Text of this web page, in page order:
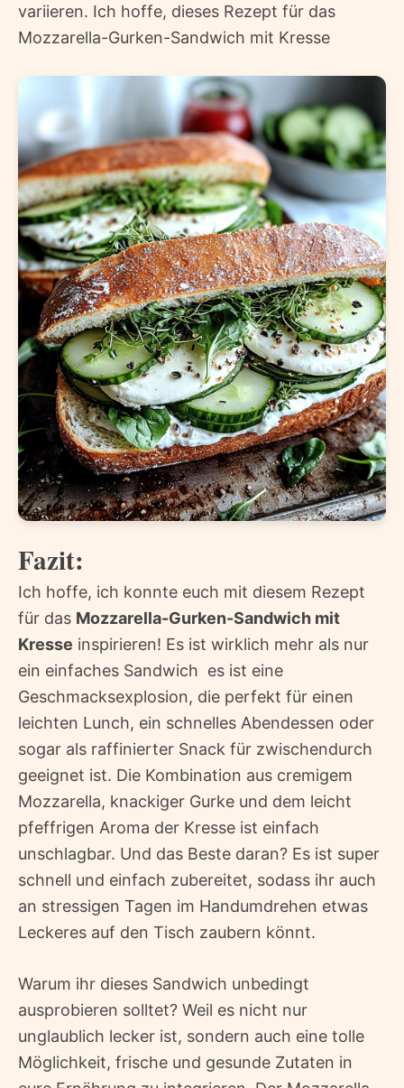
variieren. Ich hoffe, dieses Rezept für das
Mozzarella-Gurken-Sandwich mit Kresse
Fazit:
Ich hoffe, ich konnte euch mit diesem Rezept
für das Mozzarella-Gurken-Sandwich mit
Kresse inspirieren! Es ist wirklich mehr als nur
ein einfaches Sandwich  es ist eine
Geschmacksexplosion, die perfekt für einen
leichten Lunch, ein schnelles Abendessen oder
sogar als raffinierter Snack für zwischendurch
geeignet ist. Die Kombination aus cremigem
Mozzarella, knackiger Gurke und dem leicht
pfeffrigen Aroma der Kresse ist einfach
unschlagbar. Und das Beste daran? Es ist super
schnell und einfach zubereitet, sodass ihr auch
an stressigen Tagen im Handumdrehen etwas
Leckeres auf den Tisch zaubern könnt.
Warum ihr dieses Sandwich unbedingt
ausprobieren solltet? Weil es nicht nur
unglaublich lecker ist, sondern auch eine tolle
Möglichkeit, frische und gesunde Zutaten in